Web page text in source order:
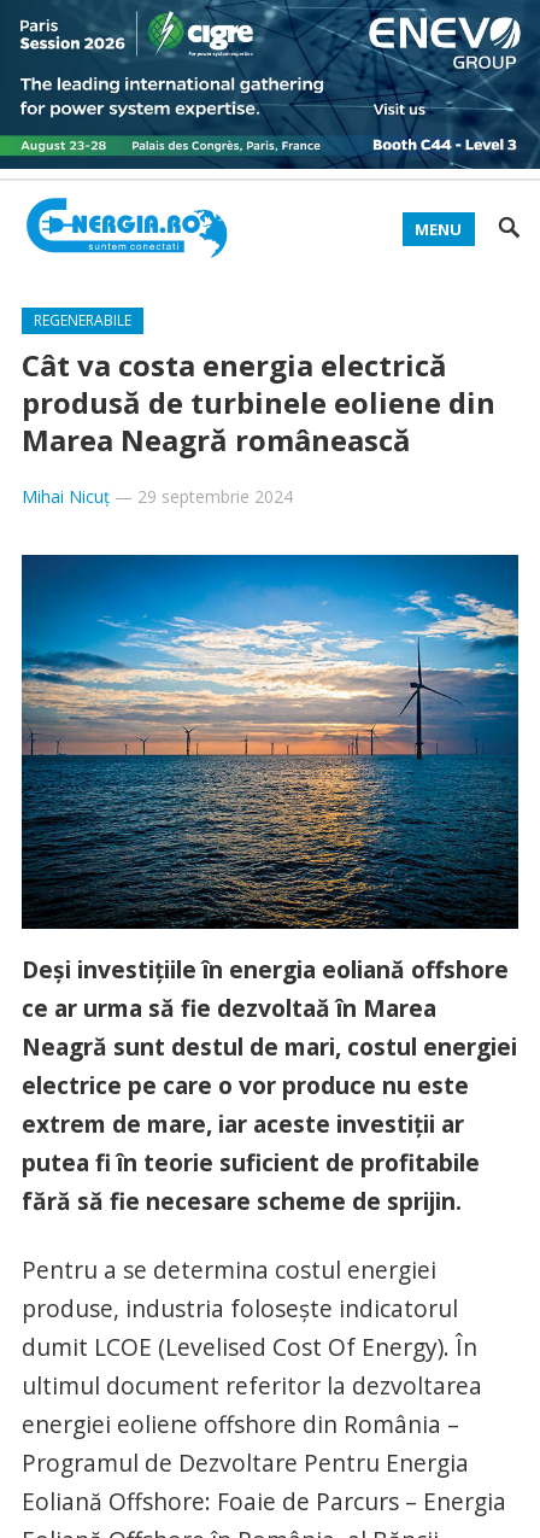
MENU
REGENERABILE
Cât va costa energia electrică
produsă de turbinele eoliene din
Marea Neagră românească
Mihai Nicuț— 29 septembrie 2024
Deși investițiile în energia eoliană offshore
ce ar urma să fie dezvoltaă în Marea
Neagră sunt destul de mari, costul energiei
electrice pe care o vor produce nu este
extrem de mare, iar aceste investiții ar
putea fi în teorie suficient de profitabile
fără să fie necesare scheme de sprijin.
Pentru a se determina costul energiei
produse, industria folosește indicatorul
dumit LCOE (Levelised Cost Of Energy). În
ultimul document referitor la dezvoltarea
energiei eoliene offshore din România –
Programul de Dezvoltare Pentru Energia
Eoliană Offshore: Foaie de Parcurs – Energia